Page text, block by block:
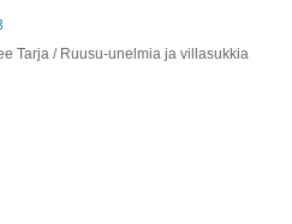
Tarja / Ruusu-unelmia ja villasukkia